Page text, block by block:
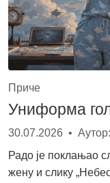
Приче
Униформа
30.07.2026 •
Радо је поклањао
жену и слику